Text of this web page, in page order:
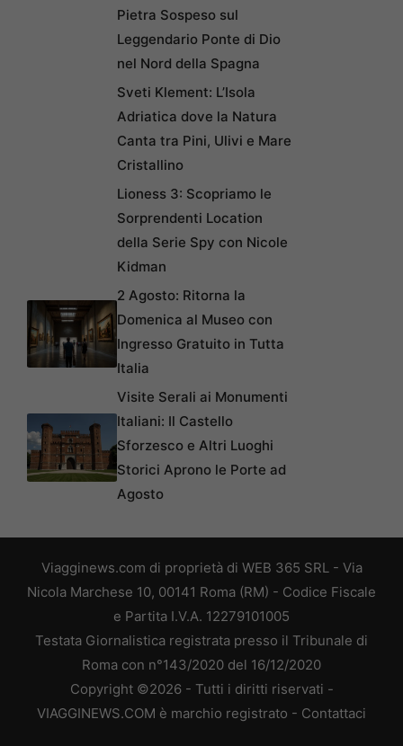
Pietra Sospeso sul
Leggendario Ponte di Dio
nel Nord della Spagna
Sveti Klement: L’Isola
Adriatica dove la Natura
Canta tra Pini, Ulivi e Mare
Cristallino
Lioness 3: Scopriamo le
Sorprendenti Location
della Serie Spy con Nicole
Kidman
2 Agosto: Ritorna la
Domenica al Museo con
Ingresso Gratuito in Tutta
Italia
Visite Serali ai Monumenti
Italiani: Il Castello
Sforzesco e Altri Luoghi
Storici Aprono le Porte ad
Agosto
Viagginews.com di proprietà di WEB 365 SRL - Via
Nicola Marchese 10, 00141 Roma (RM) - Codice Fiscale
e Partita I.V.A. 12279101005
Testata Giornalistica registrata presso il Tribunale di
Roma con n°143/2020 del 16/12/2020
Copyright ©2026 - Tutti i diritti riservati -
VIAGGINEWS.COM è marchio registrato - Contattaci